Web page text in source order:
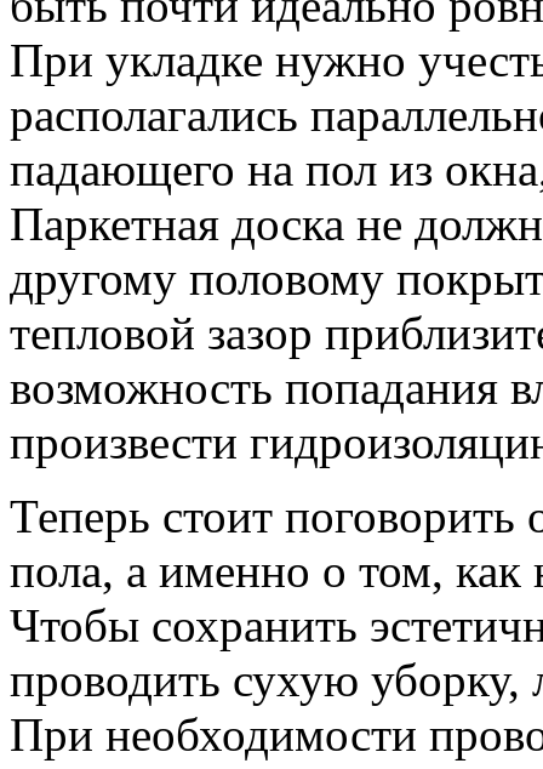
При укладке нужно
располагались
падающего на пол из
Паркетная доска не
другому половому
тепловой зазор
возможность попадания
произвести
Теперь стоит поговорить
пола, а именно о том,
Чтобы сохранить
проводить сухую
При необходимости